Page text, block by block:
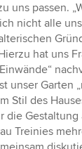
uns passen.
nicht alle
hat uns
unser Garten
Stil des
die
Treinies